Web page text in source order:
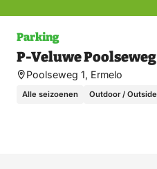
Parking
P-Veluwe Poolseweg
Poolseweg 1, Ermelo
Alle seizoenen Outdoor / Outside